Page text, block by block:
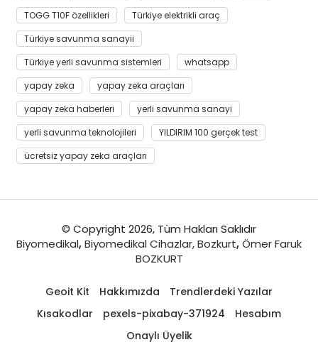
TOGG T10F özellikleri
Türkiye elektrikli araç
Türkiye savunma sanayii
Türkiye yerli savunma sistemleri
whatsapp
yapay zeka
yapay zeka araçları
yapay zeka haberleri
yerli savunma sanayi
yerli savunma teknolojileri
YILDIRIM 100 gerçek test
ücretsiz yapay zeka araçları
© Copyright 2026, Tüm Hakları Saklıdır
Biyomedikal,Biyomedikal Cihazlar,Bozkurt,Ömer Faruk
BOZKURT
Geoit Kit Hakkımızda
Trendlerdeki Yazılar
Kısakodlar
pexels-pixabay-371924
Hesabım
Onaylı Üyelik